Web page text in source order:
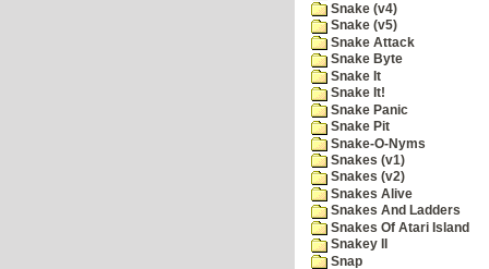
Snake (v4)
Snake (v5)
Snake Attack
Snake Byte
Snake It
Snake It!
Snake Panic
Snake Pit
Snake-O-Nyms
Snakes (v1)
Snakes (v2)
Snakes Alive
Snakes And Ladders
Snakes Of Atari Island
Snakey II
Snap